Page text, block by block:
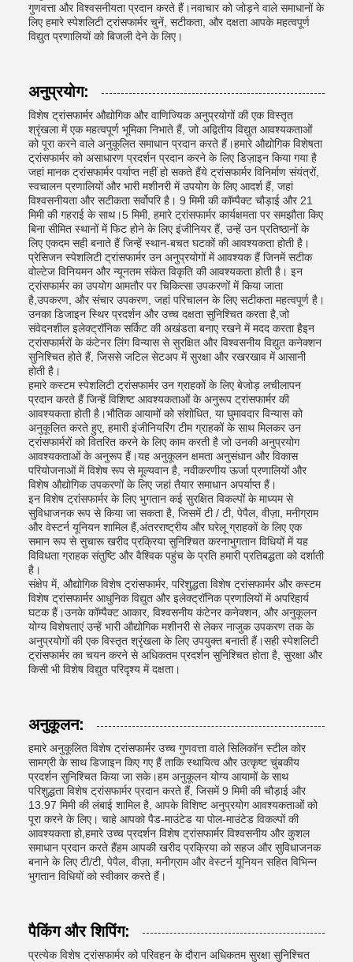
गुणवत्ता और विश्वसनीयता प्रदान करते हैं।नवाचार को जोड़ने वाले समाधानों के
लिए हमारे स्पेशलिटी ट्रांसफार्मर चुनें, सटीकता, और दक्षता आपके महत्वपूर्ण
विद्युत प्रणालियों को बिजली देने के लिए।
अनुप्रयोग:
विशेष ट्रांसफार्मर औद्योगिक और वाणिज्यिक अनुप्रयोगों की एक विस्तृत
श्रृंखला में एक महत्वपूर्ण भूमिका निभाते हैं, जो अद्वितीय विद्युत आवश्यकताओं
को पूरा करने वाले अनुकूलित समाधान प्रदान करते हैं।हमारे औद्योगिक विशेषता
ट्रांसफार्मर को असाधारण प्रदर्शन प्रदान करने के लिए डिज़ाइन किया गया है
जहां मानक ट्रांसफार्मर पर्याप्त नहीं हो सकते हैंये ट्रांसफार्मर विनिर्माण संयंत्रों,
स्वचालन प्रणालियों और भारी मशीनरी में उपयोग के लिए आदर्श हैं, जहां
विश्वसनीयता और सटीकता सर्वोपरि है। 9 मिमी की कॉम्पैक्ट चौड़ाई और 21
मिमी की गहराई के साथ।5 मिमी, हमारे ट्रांसफार्मर कार्यक्षमता पर समझौता किए
बिना सीमित स्थानों में फिट होने के लिए इंजीनियर हैं, उन्हें उन प्रतिष्ठानों के
लिए एकदम सही बनाते हैं जिन्हें स्थान-बचत घटकों की आवश्यकता होती है।
प्रेसिजन स्पेशलिटी ट्रांसफार्मर उन अनुप्रयोगों में आवश्यक हैं जिनमें सटीक
वोल्टेज विनियमन और न्यूनतम संकेत विकृति की आवश्यकता होती है। इन
ट्रांसफार्मर का उपयोग आमतौर पर चिकित्सा उपकरणों में किया जाता
है,उपकरण, और संचार उपकरण, जहां परिचालन के लिए सटीकता महत्वपूर्ण है।
उनका डिजाइन स्थिर प्रदर्शन और उच्च दक्षता सुनिश्चित करता है,जो
संवेदनशील इलेक्ट्रॉनिक सर्किट की अखंडता बनाए रखने में मदद करता हैइन
ट्रांसफार्मरों के कंटेनर लिंग विन्यास से सुरक्षित और विश्वसनीय विद्युत कनेक्शन
सुनिश्चित होते हैं, जिससे जटिल सेटअप में सुरक्षा और रखरखाव में आसानी
होती है।
हमारे कस्टम स्पेशलिटी ट्रांसफार्मर उन ग्राहकों के लिए बेजोड़ लचीलापन
प्रदान करते हैं जिन्हें विशिष्ट आवश्यकताओं के अनुरूप ट्रांसफार्मर की
आवश्यकता होती है।भौतिक आयामों को संशोधित, या घुमावदार विन्यास को
अनुकूलित करते हुए, हमारी इंजीनियरिंग टीम ग्राहकों के साथ मिलकर उन
ट्रांसफार्मरों को वितरित करने के लिए काम करती है जो उनकी अनुप्रयोग
आवश्यकताओं के अनुरूप हैं।यह अनुकूलन क्षमता अनुसंधान और विकास
परियोजनाओं में विशेष रूप से मूल्यवान है, नवीकरणीय ऊर्जा प्रणालियों और
विशेष औद्योगिक उपकरणों के लिए जहां तैयार समाधान अपर्याप्त हैं।
इन विशेष ट्रांसफार्मर के लिए भुगतान कई सुरक्षित विकल्पों के माध्यम से
सुविधाजनक रूप से किया जा सकता है, जिसमें टी / टी, पेपैल, वीज़ा, मनीग्राम
और वेस्टर्न यूनियन शामिल हैं,अंतरराष्ट्रीय और घरेलू ग्राहकों के लिए एक
समान रूप से सुचारू खरीद प्रक्रिया सुनिश्चित करनाभुगतान विधियों में यह
विविधता ग्राहक संतुष्टि और वैश्विक पहुंच के प्रति हमारी प्रतिबद्धता को दर्शाती
है।
संक्षेप में, औद्योगिक विशेष ट्रांसफार्मर, परिशुद्धता विशेष ट्रांसफार्मर और कस्टम
विशेष ट्रांसफार्मर आधुनिक विद्युत और इलेक्ट्रॉनिक प्रणालियों में अपरिहार्य
घटक हैं।उनके कॉम्पैक्ट आकार, विश्वसनीय कंटेनर कनेक्शन, और अनुकूलन
योग्य विशेषताएं उन्हें भारी औद्योगिक मशीनरी से लेकर नाजुक उपकरण तक के
अनुप्रयोगों की एक विस्तृत श्रृंखला के लिए उपयुक्त बनाती हैं।सही स्पेशलिटी
ट्रांसफार्मर का चयन करने से अधिकतम प्रदर्शन सुनिश्चित होता है, सुरक्षा और
किसी भी विशेष विद्युत परिदृश्य में दक्षता।
अनुकूलन:
हमारे अनुकूलित विशेष ट्रांसफार्मर उच्च गुणवत्ता वाले सिलिकॉन स्टील कोर
सामग्री के साथ डिजाइन किए गए हैं ताकि स्थायित्व और उत्कृष्ट चुंबकीय
प्रदर्शन सुनिश्चित किया जा सके।हम अनुकूलन योग्य आयामों के साथ
परिशुद्धता विशेष ट्रांसफार्मर प्रदान करते हैं, जिसमें 9 मिमी की चौड़ाई और
13.97 मिमी की लंबाई शामिल है, आपके विशिष्ट अनुप्रयोग आवश्यकताओं को
पूरा करने के लिए। चाहे आपको पैड-माउंटेड या पोल-माउंटेड विकल्पों की
आवश्यकता हो,हमारे उच्च प्रदर्शन विशेष ट्रांसफार्मर विश्वसनीय और कुशल
समाधान प्रदान करते हैंहम आपकी खरीद प्रक्रिया को सहज और सुविधाजनक
बनाने के लिए टी/टी, पेपैल, वीज़ा, मनीग्राम और वेस्टर्न यूनियन सहित विभिन्न
भुगतान विधियों को स्वीकार करते हैं।
पैकिंग और शिपिंग:
प्रत्येक विशेष ट्रांसफार्मर को परिवहन के दौरान अधिकतम सुरक्षा सुनिश्चित